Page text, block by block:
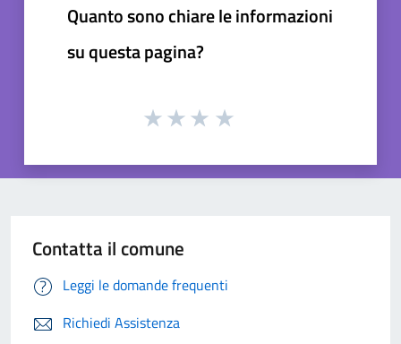
Quanto sono chiare le informazioni
su questa pagina?
Contatta il comune
Leggi le domande frequenti
Richiedi Assistenza